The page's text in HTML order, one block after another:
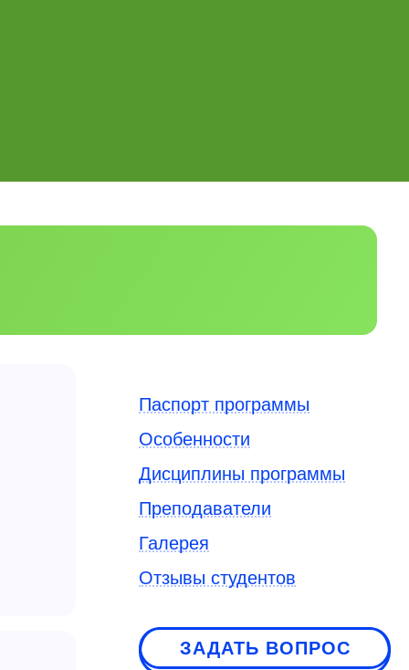
Паспорт программы
Особенности
Дисциплины программы
Преподаватели
Галерея
Отзывы студентов
ЗАДАТЬ ВОПРОС